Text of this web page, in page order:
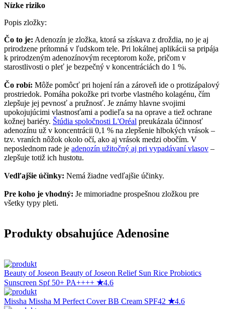
Nízke riziko
Popis zložky:
Čo to je: Adenozín je zložka, ktorá sa získava z droždia, no je aj
prirodzene prítomná v ľudskom tele. Pri lokálnej aplikácii sa pripája
k prirodzeným adenozínovým receptorom kože, pričom v
starostlivosti o pleť je bezpečný v koncentráciách do 1 %.
Čo robí: Môže pomôcť pri hojení rán a zároveň ide o protizápalový
prostriedok. Pomáha pokožke pri tvorbe vlastného kolagénu, čím
zlepšuje jej pevnosť a pružnosť. Je známy hlavne svojimi
upokojujúcimi vlastnosťami a podieľa sa na oprave a tiež ochrane
kožnej bariéry. Štúdia spoločnosti L'Oréal preukázala účinnosť
adenozínu už v koncentrácii 0,1 % na zlepšenie hlbokých vrások –
tzv. vraních nôžok okolo očí, ako aj vrások medzi obočím. V
neposlednom rade je adenozín užitočný aj pri vypadávaní vlasov –
zlepšuje totiž ich hustotu.
Vedľajšie účinky: Nemá žiadne vedľajšie účinky.
Pre koho je vhodný: Je mimoriadne prospešnou zložkou pre
všetky typy pleti.
Produkty obsahujúce Adenosine
Beauty of Joseon Beauty of Joseon Relief Sun Rice Probiotics
Sunscreen Spf 50+ PA++++ ★4.6
Missha Missha M Perfect Cover BB Cream SPF42 ★4.6